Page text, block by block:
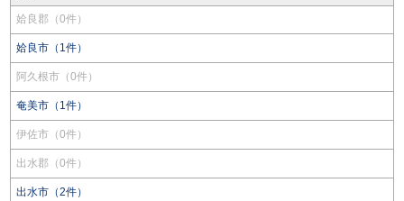
姶良郡（0件）
姶良市（1件）
阿久根市（0件）
奄美市（1件）
伊佐市（0件）
出水郡（0件）
出水市（2件）